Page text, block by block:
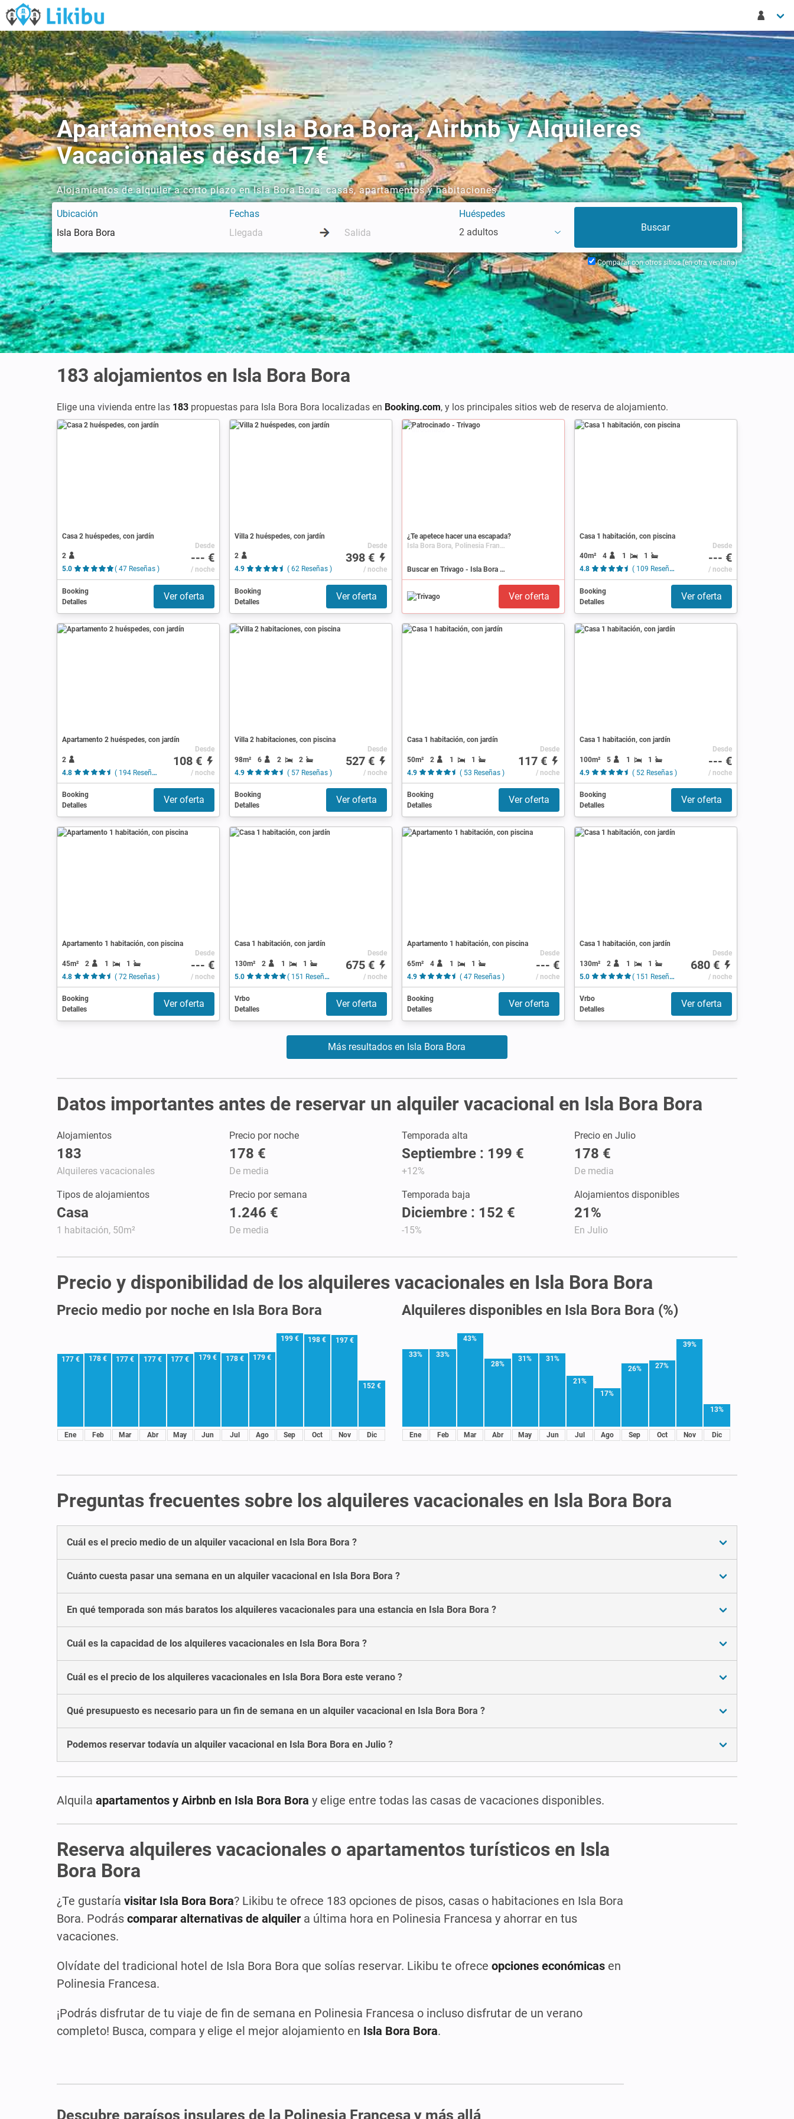
Apartamentos en Isla Bora Bora, Airbnb y Alquileres
Vacacionales desde 17€
Alojamientos de alquiler a corto plazo en Isla Bora Bora: casas, apartamentos y habitaciones.
Ubicación Fechas
Huéspedes
2 adultos
Comparar con otros sitios (en otra ventana)
183 alojamientos en Isla Bora Bora
Elige una vivienda entre las 183 propuestas para Isla Bora Bora localizadas en Booking.com, y los principales sitios web de reserva de alojamiento.
Casa 2 huéspedes, con jardín
2
5.0
( 47 Reseñas )
Desde
--- €
/ noche
Booking
Detalles
Ver oferta
Villa 2 huéspedes, con jardín
2
4.9
( 62 Reseñas )
Desde
398 €
/ noche
Booking
Detalles
Ver oferta
Patrocinado
¿Te apetece hacer una escapada?
Isla Bora Bora, Polinesia Francesa
Buscar en Trivago - Isla Bora Bora
Ver oferta
Casa 1 habitación, con piscina
40m² 4 1
1
4.8
( 109 Reseñas )
Desde
--- €
/ noche
Booking
Detalles
Ver oferta
Apartamento 2 huéspedes, con jardín
2
4.8
( 194 Reseñas )
Desde
108 €
/ noche
Booking
Detalles
Ver oferta
Villa 2 habitaciones, con piscina
98m² 6 2
2
4.9
( 57 Reseñas )
Desde
527 €
/ noche
Booking
Detalles
Ver oferta
Casa 1 habitación, con jardín
50m² 2 1
1
4.9
( 53 Reseñas )
Desde
117 €
/ noche
Booking
Detalles
Ver oferta
Casa 1 habitación, con jardín
100m² 5 1
1
4.9
( 52 Reseñas )
Desde
--- €
/ noche
Booking
Detalles
Ver oferta
Apartamento 1 habitación, con piscina
45m² 2 1
1
4.8
( 72 Reseñas )
Desde
--- €
/ noche
Booking
Detalles
Ver oferta
Casa 1 habitación, con jardín
130m² 2 1
1
5.0
( 151 Reseñas )
Desde
675 €
/ noche
Vrbo
Detalles
Ver oferta
Apartamento 1 habitación, con piscina
65m² 4 1
1
4.9
( 47 Reseñas )
Desde
--- €
/ noche
Booking
Detalles
Ver oferta
Casa 1 habitación, con jardín
130m² 2 1
1
5.0
( 151 Reseñas )
Desde
680 €
/ noche
Vrbo
Detalles
Ver oferta
Más resultados en Isla Bora Bora
Datos importantes antes de reservar un alquiler vacacional en Isla Bora Bora
Alojamientos
183
Alquileres vacacionales
Precio por noche
178 €
De media
Temporada alta
Septiembre : 199 €
+12%
Precio en Julio
178 €
De media
Tipos de alojamientos
Casa
1 habitación, 50m²
Precio por semana
1.246 €
De media
Temporada baja
Diciembre : 152 €
-15%
Alojamientos disponibles
21%
En Julio
Precio y disponibilidad de los alquileres vacacionales en Isla Bora Bora
Precio medio por noche en Isla Bora Bora
177 €
Ene
178 €
Feb
177 €
Mar
177 €
Abr
177 €
May
179 €
Jun
178 €
Jul
179 €
Ago
199 €
Sep
198 €
Oct
197 €
Nov
152 €
Dic
Alquileres disponibles en Isla Bora Bora (%)
33%
Ene
33%
Feb
43%
Mar
28%
Abr
31%
May
31%
Jun
21%
Jul
17%
Ago
26%
Sep
27%
Oct
39%
Nov
13%
Dic
Preguntas frecuentes sobre los alquileres vacacionales en Isla Bora Bora
Cuál es el precio medio de un alquiler vacacional en Isla Bora Bora ?
Cuánto cuesta pasar una semana en un alquiler vacacional en Isla Bora Bora ?
En qué temporada son más baratos los alquileres vacacionales para una estancia en Isla Bora Bora ?
Cuál es la capacidad de los alquileres vacacionales en Isla Bora Bora ?
Cuál es el precio de los alquileres vacacionales en Isla Bora Bora este verano ?
Qué presupuesto es necesario para un fin de semana en un alquiler vacacional en Isla Bora Bora ?
Podemos reservar todavía un alquiler vacacional en Isla Bora Bora en Julio ?
Alquila apartamentos y Airbnb en Isla Bora Bora y elige entre todas las casas de vacaciones disponibles.
Reserva alquileres vacacionales o apartamentos turísticos en Isla
Bora Bora
¿Te gustaría visitar Isla Bora Bora? Likibu te ofrece 183 opciones de pisos, casas o habitaciones en Isla Bora
Bora. Podrás comparar alternativas de alquiler a última hora en Polinesia Francesa y ahorrar en tus
vacaciones.
Olvídate del tradicional hotel de Isla Bora Bora que solías reservar. Likibu te ofrece opciones económicas en
Polinesia Francesa.
¡Podrás disfrutar de tu viaje de fin de semana en Polinesia Francesa o incluso disfrutar de un verano
completo! Busca, compara y elige el mejor alojamiento en Isla Bora Bora.
Descubre paraísos insulares de la Polinesia Francesa y más allá